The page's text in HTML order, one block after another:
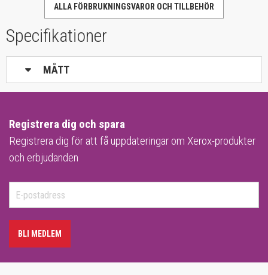
ALLA FÖRBRUKNINGSVAROR OCH TILLBEHÖR
Specifikationer
MÅTT
Registrera dig och spara
Registrera dig för att få uppdateringar om Xerox-produkter
och erbjudanden
BLI MEDLEM